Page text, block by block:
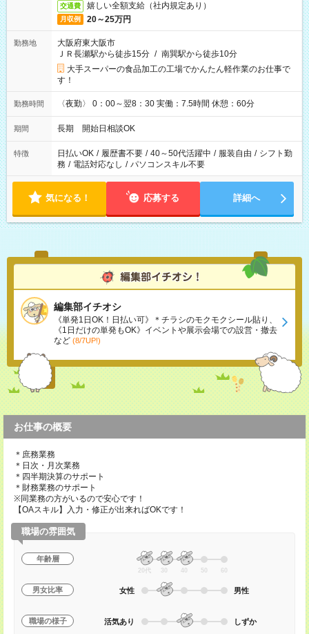
交通費 嬉しい全額支給（社内規定あり）
月収例 20～25万円
勤務地
大阪府東大阪市
ＪＲ長瀬駅から徒歩15分 / 南巽駅から徒歩10分
大手スーパーの食品加工の工場でかんたん軽作業のお仕事で
す！
勤務時間 〈夜勤〉 0：00～翌8：30 実働：7.5時間 休憩：60分
期間 長期 開始日相談OK
特徴 日払いOK / 履歴書不要 / 40～50代活躍中 / 服装自由 / シフト勤
務 / 電話対応なし / パソコンスキル不要
気になる！ 応募する 詳細へ
編集部イチオシ
《単発1日OK！日払い可》＊チラシのモクモクシール貼り、
《1日だけの単発もOK》イベントや展示会場での設営・撤去
など (8/7UP!)
お仕事の概要
＊庶務業務
＊日次・月次業務
＊四半期決算のサポート
＊財務業務のサポート
※同業務の方がいるので安心です！
【OAスキル】入力・修正が出来ればOKです！
職場の雰囲気
年齢層
20代 30 40 50 60
男女比率 女性 男性
職場の様子 活気あり しずか